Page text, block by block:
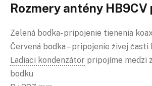
Rozmery antény HB9CV
Zelená bodka- pripojenie tienenia
Červená bodka – pripojenie živej časti
Ladiaci kondenzátor pripojíme medzi
bodku